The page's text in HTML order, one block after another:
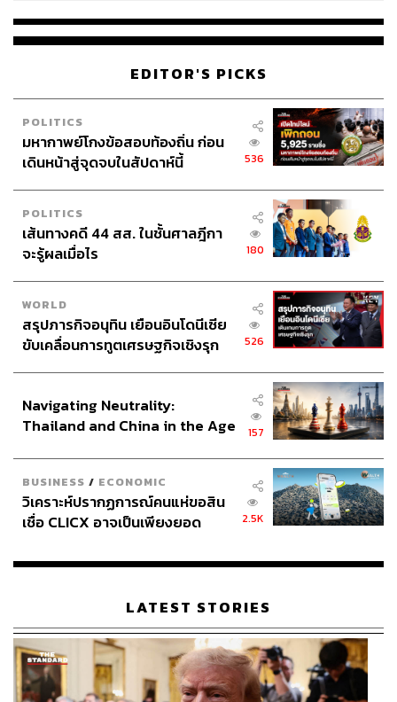
อย่างต่อเนื่อง”
หากสถานการณ์คลี่คลายจริง จะช่วยให้ราคาน้ำมัน ค่า
ระวางเรือ และเบี้ยประกันภัยขนส่งมีแนวโน้มผ่อนคลายลง
ทำให้ภาคธุรกิจสามารถกลับมาวางแผนการผลิต การจัดหา
วัตถุดิบ และการส่งมอบสินค้าได้อย่างมีเสถียรภาพมากขึ้น”
พิมพ์ใจ กล่าว
อย่างไรก็ตาม ยังคงต้องติดตามความชัดเจนของการลงนาม
การบังคับใช้ข้อตกลง และการกลับมาของปริมาณการเดิน
เรือในระดับปกติ รวมถึงทิศทางราคาพลังงาน ค่าขนส่ง และ
เบี้ยประกันภัยว่าจะสามารถปรับลดลงได้อย่างยั่งยืนหรือไม่
สำหรับภาพรวมเศรษฐกิจไทย ล่าสุด คณะกรรมการร่วมภาค
เอกชน 3 สถาบัน (กกร.) ได้ปรับประมาณการการเติบโตทาง
เศรษฐกิจ (GDP) ปี 2569 อยู่ที่ 1.6-2.0% เพิ่มขึ้นจากกรอบเดิม
ที่ 1.2-1.6%
ขณะที่การส่งออกปรับเพิ่มเป็นขยายตัว 8-10% จากเดิมที่คาด
ว่าไม่ขยายตัว และคาดการณ์เงินเฟ้ออยู่ในระดับ 2.5-3.0%
“สถานการณ์ตะวันออกกลางที่มีแนวโน้มผ่อนคลายในระยะนี้
คือ ‘จังหวะโอกาส’ ในการลดแรงกดดันด้านต้นทุน มากกว่า
จะเป็นปัจจัยเดียวที่จะทำให้เศรษฐกิจฟื้นตัวได้ทันที โดยสิ่ง
เพื่อเพิ่มขีดความสามารถในการแข่งขัน”
Istanblue78 / Shutterstock
อ้างอิง:
https://www.cnn.com/2026/06/15/world/live-news/ira
n-war-g7-summit
EDITOR'S PICKS
POLITICS
มหากาพย์โกงข้อสอบท้องถิ่น ก่อน
เดินหน้าสู่จุดจบในสัปดาห์นี้
536
POLITICS
เส้นทางคดี 44 สส. ในชั้นศาลฎีกา
จะรู้ผลเมื่อไร
180
WORLD
สรุปภารกิจอนุทิน เยือนอินโดนีเซีย
ขับเคลื่อนการทูตเศรษฐกิจเชิงรุก
526
Navigating Neutrality:
Thailand and China in the Age
157
BUSINESS / ECONOMIC
วิเคราะห์ปรากฏการณ์คนแห่ขอสิน
เชื่อ CLICX อาจเป็นเพียงยอด
เรือนไทยที่ถูกซุกไว้
2.5K
LATEST STORIES